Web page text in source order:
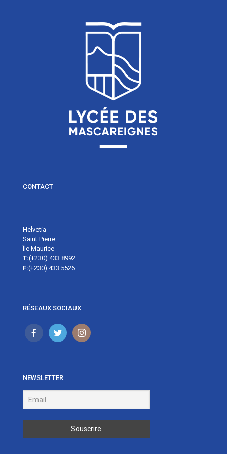
CONTACT
Helvetia
Saint Pierre
Île Maurice
T:(+230) 433 8992
F:(+230) 433 5526
RÉSEAUX SOCIAUX
NEWSLETTER